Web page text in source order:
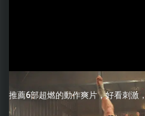
推薦6部超燃的動作爽片，好看刺激